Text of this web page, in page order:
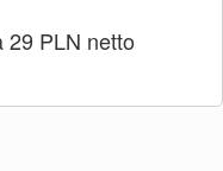
29 PLN netto